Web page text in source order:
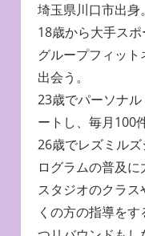
埼玉県川口市出身。
18歳から大手ス
グループフィッ
出会う。
23歳でパーソナ
ートし、毎月100
26歳でレズミル
ログラムの普及に
スタジオのクラ
くの方の指導を